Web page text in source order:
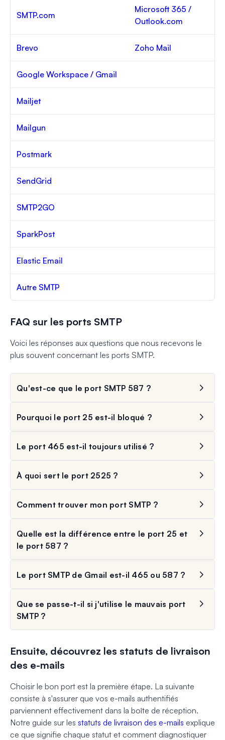
SMTP.com
Microsoft 365 /
Outlook.com
Brevo Zoho Mail
Google Workspace / Gmail
Mailjet
Mailgun
Postmark
SendGrid
SMTP2GO
SparkPost
Elastic Email
Autre SMTP
FAQ sur les ports SMTP
Voici les réponses aux questions que nous recevons le
plus souvent concernant les ports SMTP.
Qu'est-ce que le port SMTP 587 ?
Pourquoi le port 25 est-il bloqué ?
Le port 465 est-il toujours utilisé ?
À quoi sert le port 2525 ?
Comment trouver mon port SMTP ?
Quelle est la différence entre le port 25 et
le port 587 ?
Le port SMTP de Gmail est-il 465 ou 587 ?
Que se passe-t-il si j'utilise le mauvais port
SMTP ?
Ensuite, découvrez les statuts de livraison
des e-mails
Choisir le bon port est la première étape. La suivante
consiste à s'assurer que vos e-mails authentifiés
parviennent effectivement dans la boîte de réception.
Notre guide sur les statuts de livraison des e-mails explique
ce que signifie chaque statut et comment diagnostiquer